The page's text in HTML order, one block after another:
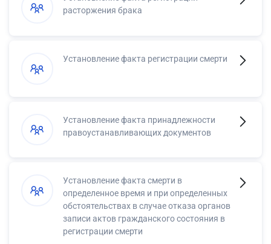
расторжения брака
Установление факта регистрации смерти
Установление факта принадлежности
правоустанавливающих документов
Установление факта смерти в
определенное время и при определенных
обстоятельствах в случае отказа органов
записи актов гражданского состояния в
регистрации смерти